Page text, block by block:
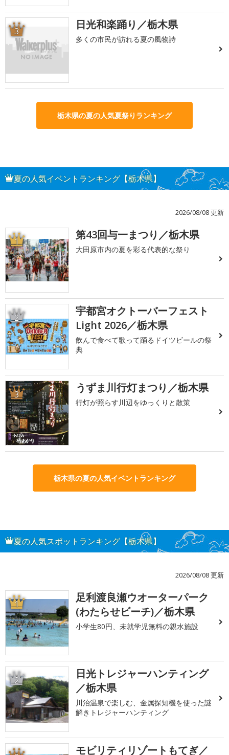
3 日光和楽踊り／栃木県
多くの市民が訪れる夏の風物詩
栃木県の夏の人気夏祭りランキング
夏の人気イベントランキング【栃木県】
2026/08/08 更新
1 第43回与一まつり／栃木県
大田原市内の夏を彩る代表的な祭り
2
宇都宮オクトーバーフェスト
Light 2026／栃木県
飲んで食べて歌って踊るドイツビールの祭
典
3 うずま川行灯まつり／栃木県
行灯が照らす川辺をゆっくりと散策
栃木県の夏の人気イベントランキング
夏の人気スポットランキング【栃木県】
2026/08/08 更新
1
足利渡良瀬ウオーターパーク
(わたらせビーチ)／栃木県
小学生80円、未就学児無料の親水施設
2
日光トレジャーハンティング
／栃木県
川治温泉で楽しむ、金属探知機を使った謎
解きトレジャーハンティング
モビリティリゾートもてぎ／